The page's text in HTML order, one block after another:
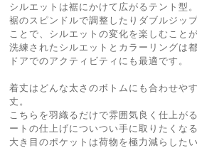
シルエットは裾にかけて広がるテント型。
裾のスピンドルで調整したりダブルジッ
ことで、シルエットの変化を楽しむこと
洗練されたシルエットとカラーリングは
ドアでのアクティビティにも最適です。
着丈はどんな太さのボトムにも合わせや
丈。
こちらを羽織るだけで雰囲気良く仕上が
ートの仕上げについつい手に取りたくな
大き目のポケットは荷物を極力減らした